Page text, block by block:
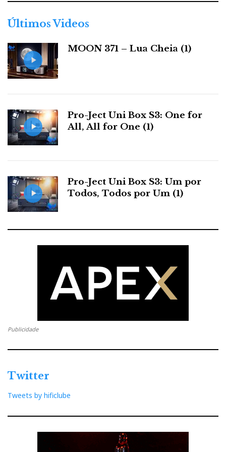
r
i
s
Últimos Videos
MOON 371 – Lua Cheia (1)
Pro-Ject Uni Box S3: One for
All, All for One (1)
Pro-Ject Uni Box S3: Um por
Todos, Todos por Um (1)
Publicidade
Twitter
Tweets by hificlube